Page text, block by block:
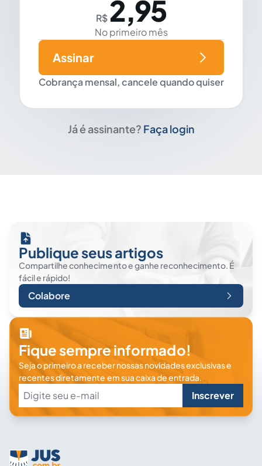
R$ 2,95
No primeiro mês
Cobrança mensal, cancele quando quiser
Assinar
Já é assinante? Faça login
Publique seus artigos
Compartilhe conhecimento e ganhe reconhecimento. É
fácil e rápido!
Colabore
Fique sempre informado!
Seja o primeiro a receber nossas novidades exclusivas e
recentes diretamente em sua caixa de entrada.
Inscrever